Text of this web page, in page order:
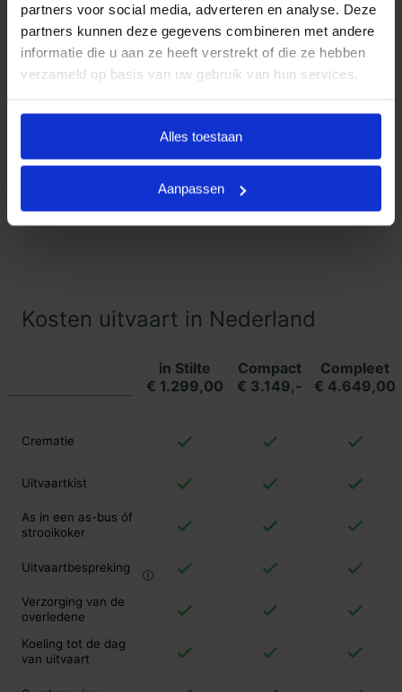
partners voor social media, adverteren en analyse. Deze
partners kunnen deze gegevens combineren met andere
informatie die u aan ze heeft verstrekt of die ze hebben
verzameld op basis van uw gebruik van hun services.
Alles toestaan
Aanpassen
Klanten Vertellen
Goedkope Uitvaart24, onderdeel
met met meer dan 1400
Vertellen
Kosten uitvaart in Nederland
in Stilte
€ 1.299,00
Compact
€ 3.149,-
Compleet
€ 4.649,00
Crematie
Uitvaartkist
As in een as-bus óf
strooikoker
Uitvaartbespreking
Verzorging van de
overledene
Koeling tot de dag
van uitvaart